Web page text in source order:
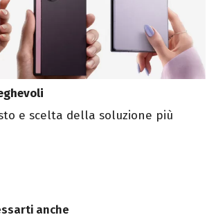
e scelta della soluzione più
anche